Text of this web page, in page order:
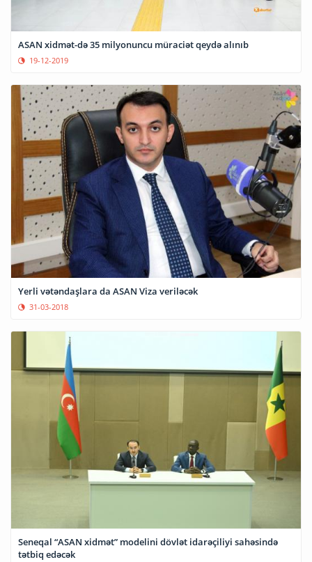
ASAN xidmət-də 35 milyonuncu müraciət qeydə alınıb
19-12-2019
Yerli vətəndaşlara da ASAN Viza veriləcək
31-03-2018
Seneqal “ASAN xidmət” modelini dövlət idarəçiliyi sahəsində
tətbiq edəcək